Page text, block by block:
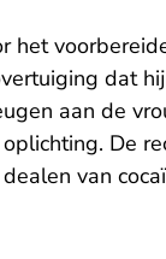
het
dat
aan de
De
van